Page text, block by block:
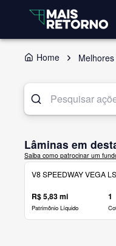
Home
Lâminas em
Saiba como patrocinar um
V8 SPEEDWAY VEGA
R$ 5,83 mi
Patrimônio Líquido
1